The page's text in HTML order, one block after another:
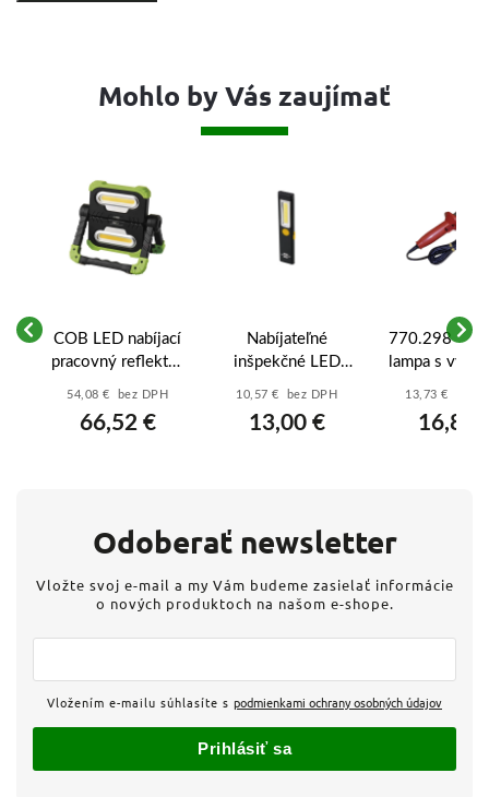
Mohlo by Vás zaujímať
COB LED nabíjací
pracovný reflektor
P4536, 2000 lm,
54,08 € bez DPH
66,52 €
Nabíjateľné
inšpekčné LED
svietidlo
200 AC – 200lm,
10,57 € bez DPH
13,00 €
770.298
lampa s
13,73 € bez
16,89
Odoberať newsletter
Vložte svoj e-mail a my Vám budeme zasielať informácie
o nových produktoch na našom e-shope.
Vložením e-mailu súhlasíte s podmienkami ochrany osobných údajov
Prihlásiť sa